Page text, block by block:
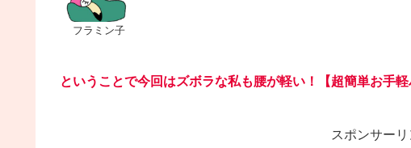
フラミン子
ということで今回はズボラな私も腰が軽い！【超簡単お手
スポンサーリ